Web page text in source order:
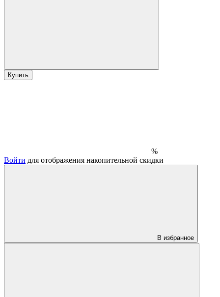
Купить
%
Войти для отображения накопительной скидки
В избранное